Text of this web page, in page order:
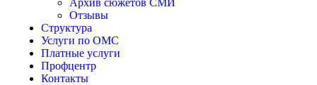
Архив сюжетов СМИ
Отзывы
Структура
Услуги по ОМС
Платные услуги
Профцентр
Контакты